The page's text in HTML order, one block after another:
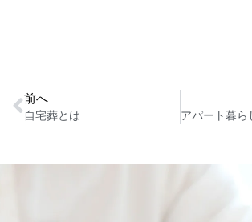
前へ
自宅葬とは